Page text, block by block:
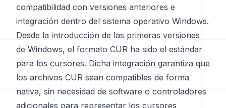
compatibilidad con versiones anteriores e
integración dentro del sistema operativo Windows.
Desde la introducción de las primeras versiones
de Windows, el formato CUR ha sido el estándar
para los cursores. Dicha integración garantiza que
los archivos CUR sean compatibles de forma
nativa, sin necesidad de software o controladores
adicionales para representar los cursores